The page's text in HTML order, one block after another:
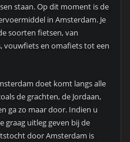
staan. Op dit moment is de
in Amsterdam. Je
soorten fietsen, van
vouwfiets en omafiets tot een
doet komt langs alle
de grachten, de Jordaan,
ga zo maar door. Indien u
graag uitleg geven bij de
door Amsterdam is